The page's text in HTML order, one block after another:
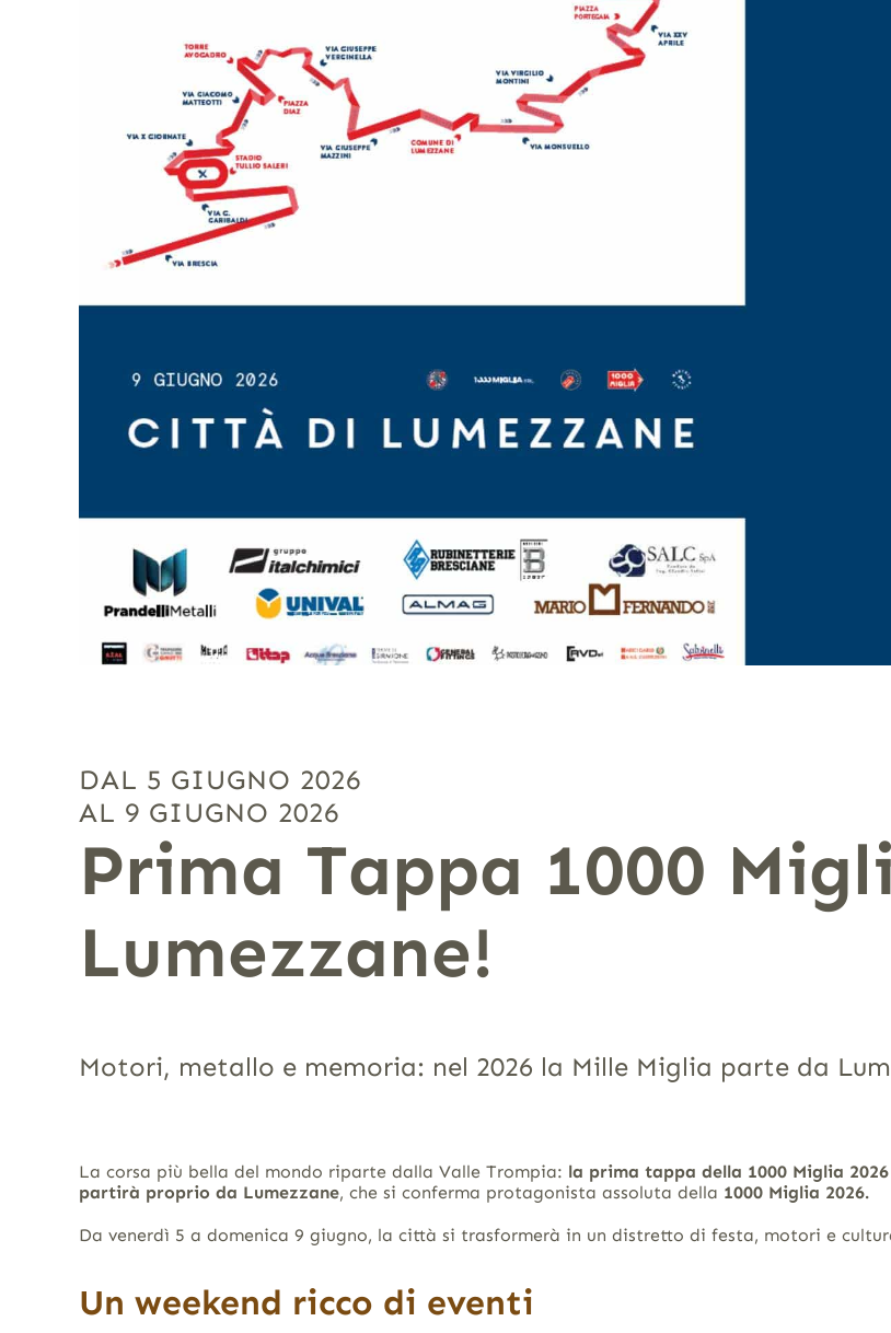
DAL 5 GIUGNO 2026
AL 9 GIUGNO 2026
Prima Tappa 1000
Lumezzane!
Motori, metallo e memoria: nel 2026 la Mille Miglia parte da
La corsa più bella del mondo riparte dalla Valle Trompia: la prima tappa della 1000 Miglia 2026
partirà proprio da Lumezzane, che si conferma protagonista assoluta della 1000 Miglia 2026.
Da venerdì 5 a domenica 9 giugno, la città si trasformerà in un distretto di festa, motori e
Un weekend ricco di eventi